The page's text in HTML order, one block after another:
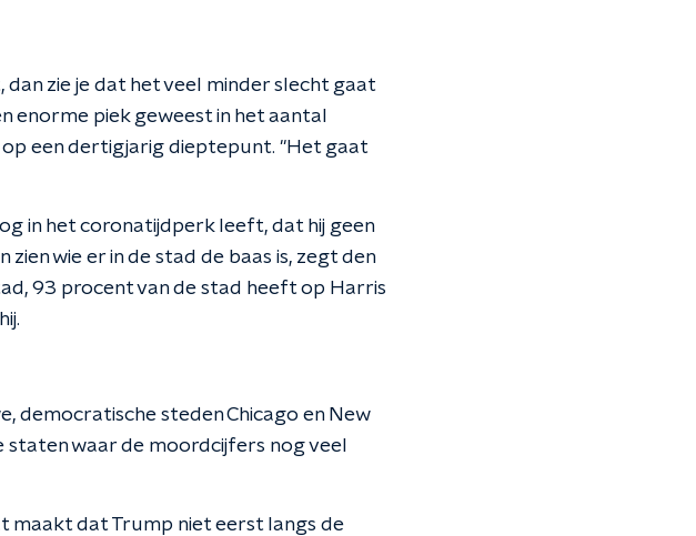
dan zie je dat het veel minder slecht gaat
enorme piek geweest in het aantal
een dertigjarig dieptepunt. "Het gaat
in het coronatijdperk leeft, dat hij geen
wie er in de stad de baas is, zegt den
93 procent van de stad heeft op Harris
democratische steden Chicago en New
staten waar de moordcijfers nog veel
maakt dat Trump niet eerst langs de